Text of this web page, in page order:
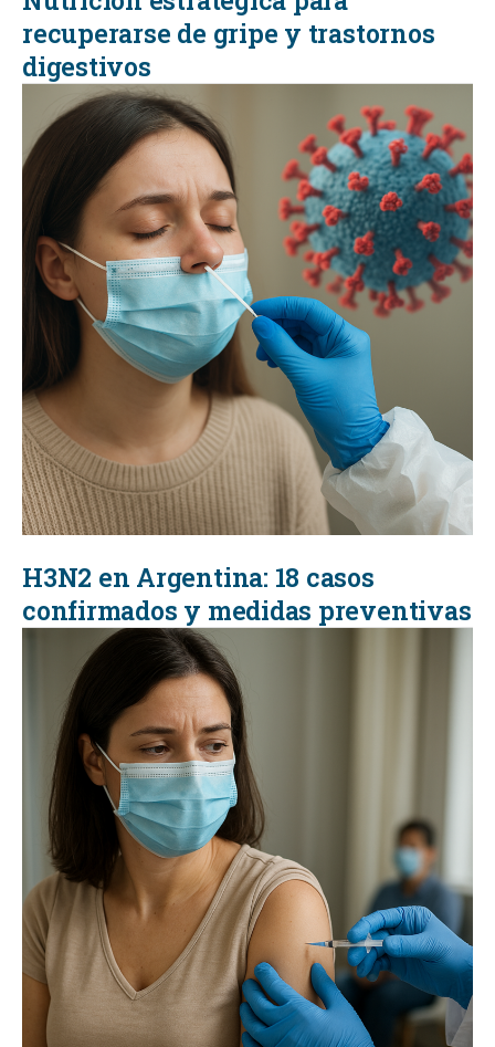
recuperarse de gripe y trastornos
digestivos
H3N2 en Argentina: 18 casos
confirmados y medidas preventivas